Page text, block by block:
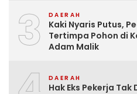
3 DAERAH
Kaki Nyaris Putus,
Tertimpa Pohon di
Adam Malik
DAERAH
Hak Eks Pekerja